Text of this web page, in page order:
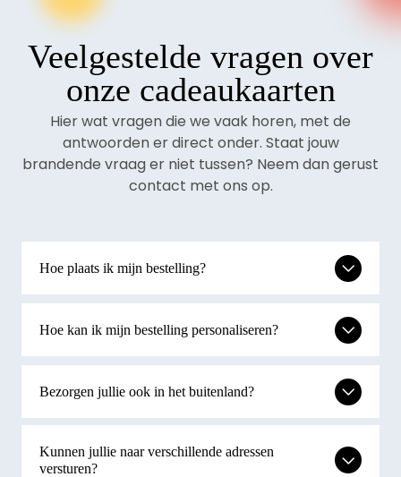
Veelgestelde vragen over
onze cadeaukaarten
Hier wat vragen die we vaak horen, met de
antwoorden er direct onder. Staat jouw
brandende vraag er niet tussen? Neem dan gerust
contact met ons op.
Hoe plaats ik mijn bestelling?
Hoe kan ik mijn bestelling personaliseren?
Bezorgen jullie ook in het buitenland?
Kunnen jullie naar verschillende adressen
versturen?